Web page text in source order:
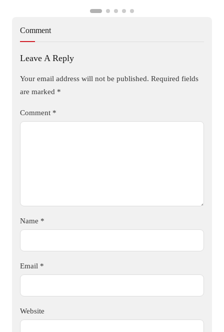
Comment
Leave A Reply
Your email address will not be published. Required fields
are marked *
Comment *
Name *
Email *
Website